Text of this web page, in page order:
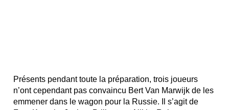
Présents pendant toute la préparation, trois joueurs
n’ont cependant pas convaincu Bert Van Marwijk de les
emmener dans le wagon pour la Russie. Il s’agit de